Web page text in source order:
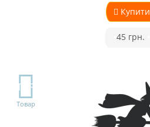
Купити
45 грн.
TOP
Товар